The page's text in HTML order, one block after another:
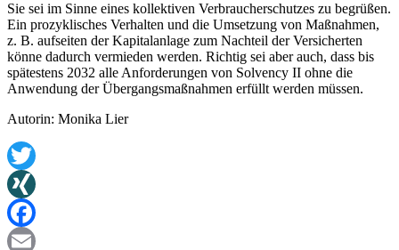
Sie sei im Sinne eines kollektiven Verbraucherschutzes zu begrüßen.
Ein prozyklisches Verhalten und die Umsetzung von Maßnahmen,
z. B. aufseiten der Kapitalanlage zum Nachteil der Versicherten
könne dadurch vermieden werden. Richtig sei aber auch, dass bis
spätestens 2032 alle Anforderungen von Solvency II ohne die
Anwendung der Übergangsmaßnahmen erfüllt werden müssen.
Autorin: Monika Lier
Twitter
XING
Facebook